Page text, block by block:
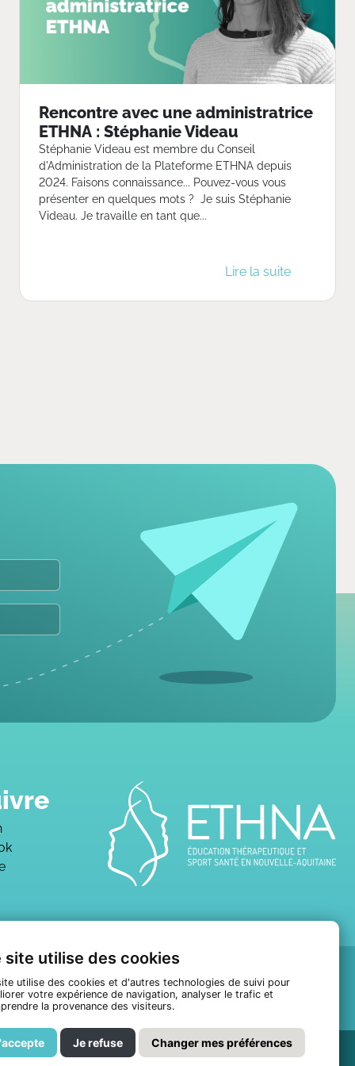
site utilise des cookies
utilise des cookies et d'autres technologies de suivi pour
votre expérience de navigation, analyser le trafic et
la provenance des visiteurs.
Je refuse Changer mes préférences
Rencontre avec une administratrice
ETHNA : Stéphanie Videau
Stéphanie Videau est membre du Conseil
d'Administration de la Plateforme ETHNA depuis
2024. Faisons connaissance... Pouvez-vous vous
présenter en quelques mots ? Je suis Stéphanie
Videau. Je travaille en tant que...
Lire la suite